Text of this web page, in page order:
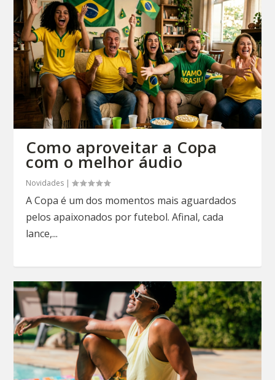
Como aproveitar a Copa
com o melhor áudio
Novidades |
A Copa é um dos momentos mais aguardados
pelos apaixonados por futebol. Afinal, cada
lance,...